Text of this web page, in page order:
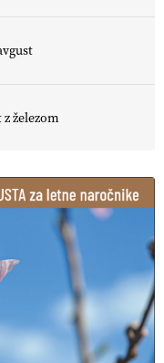
železom